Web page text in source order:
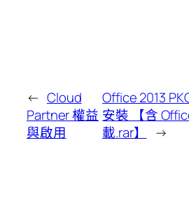
← Cloud
Partner 權益
與啟用
Office 2013
安裝 【含
載.rar】
→